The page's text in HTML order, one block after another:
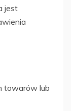
jest
towarów lub